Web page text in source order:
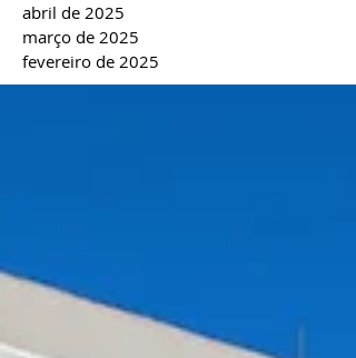
abril de 2025
março de 2025
fevereiro de 2025